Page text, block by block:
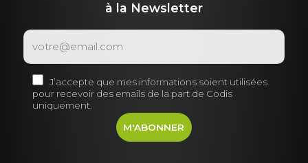
à la Newsletter
J’accepte que mes informations soient utilisées
pour recevoir des emails de la part de Codis
uniquement.